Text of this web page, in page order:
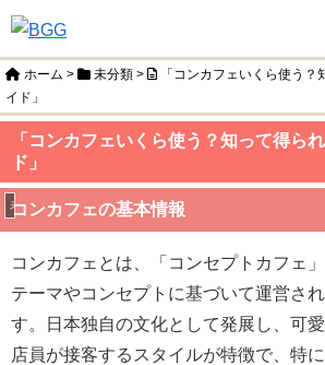
ホーム > 未分類 >
「コンカフェいくら使う
イド」
「コンカフェいくら使う？知って得ら
ド」
未分類
コンカフェの基本情報
コンカフェとは、「コンセプトカフェ
テーマやコンセプトに基づいて運営さ
す。日本独自の文化として発展し、可
店員が接客するスタイルが特徴で、特